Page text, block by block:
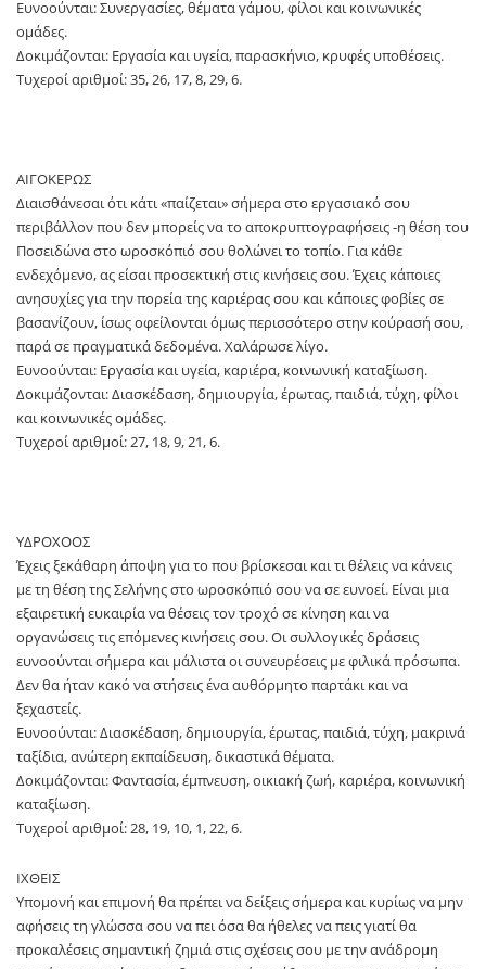
Ευνοούνται: Συνεργασίες, θέματα γάμου, φίλοι και κοινωνικές
ομάδες.
Δοκιμάζονται: Εργασία και υγεία, παρασκήνιο, κρυφές υποθέσεις.
Τυχεροί αριθμοί: 35, 26, 17, 8, 29, 6.
ΑΙΓΟΚΕΡΩΣ
Διαισθάνεσαι ότι κάτι «παίζεται» σήμερα στο εργασιακό σου
περιβάλλον που δεν μπορείς να το αποκρυπτογραφήσεις -η θέση του
Ποσειδώνα στο ωροσκόπιό σου θολώνει το τοπίο. Για κάθε
ενδεχόμενο, ας είσαι προσεκτική στις κινήσεις σου. Έχεις κάποιες
ανησυχίες για την πορεία της καριέρας σου και κάποιες φοβίες σε
βασανίζουν, ίσως οφείλονται όμως περισσότερο στην κούρασή σου,
παρά σε πραγματικά δεδομένα. Χαλάρωσε λίγο.
Ευνοούνται: Εργασία και υγεία, καριέρα, κοινωνική καταξίωση.
Δοκιμάζονται: Διασκέδαση, δημιουργία, έρωτας, παιδιά, τύχη, φίλοι
και κοινωνικές ομάδες.
Τυχεροί αριθμοί: 27, 18, 9, 21, 6.
ΥΔΡΟΧΟΟΣ
Έχεις ξεκάθαρη άποψη για το που βρίσκεσαι και τι θέλεις να κάνεις
με τη θέση της Σελήνης στο ωροσκόπιό σου να σε ευνοεί. Είναι μια
εξαιρετική ευκαιρία να θέσεις τον τροχό σε κίνηση και να
οργανώσεις τις επόμενες κινήσεις σου. Οι συλλογικές δράσεις
ευνοούνται σήμερα και μάλιστα οι συνευρέσεις με φιλικά πρόσωπα.
Δεν θα ήταν κακό να στήσεις ένα αυθόρμητο παρτάκι και να
ξεχαστείς.
Ευνοούνται: Διασκέδαση, δημιουργία, έρωτας, παιδιά, τύχη, μακρινά
ταξίδια, ανώτερη εκπαίδευση, δικαστικά θέματα.
Δοκιμάζονται: Φαντασία, έμπνευση, οικιακή ζωή, καριέρα, κοινωνική
καταξίωση.
Τυχεροί αριθμοί: 28, 19, 10, 1, 22, 6.
ΙΧΘΕΙΣ
Υπομονή και επιμονή θα πρέπει να δείξεις σήμερα και κυρίως να μην
αφήσεις τη γλώσσα σου να πει όσα θα ήθελες να πεις γιατί θα
προκαλέσεις σημαντική ζημιά στις σχέσεις σου με την ανάδρομη